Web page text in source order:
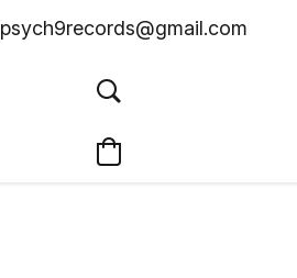
psych9records@gmail.com